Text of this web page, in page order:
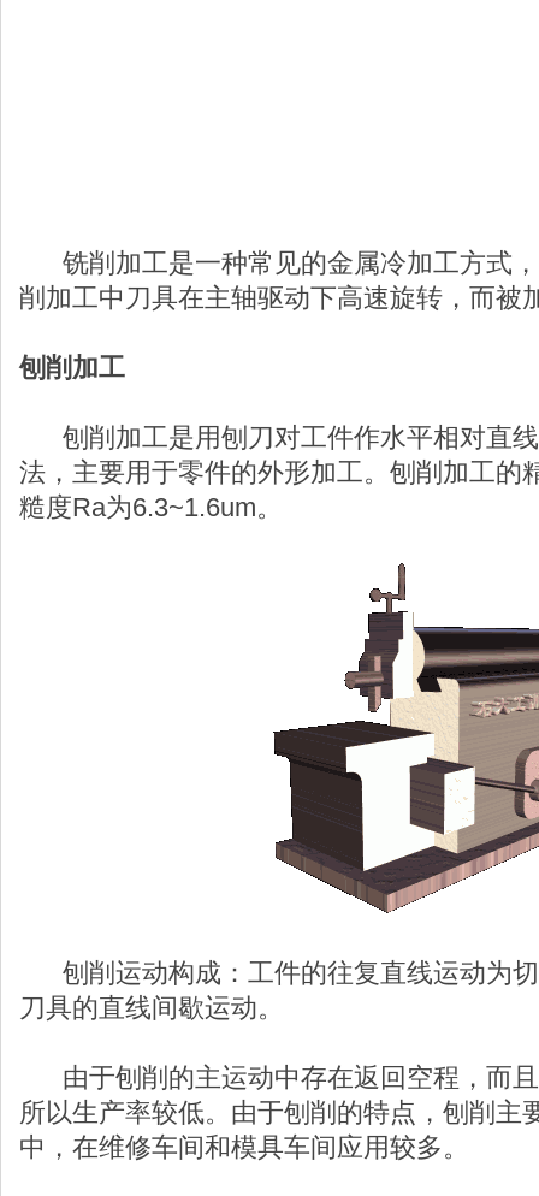
铣削加工是一种常见的金属冷加工方式
削加工中刀具在主轴驱动下高速旋转，而被
刨削加工
刨削加工是用刨刀对工件作水平相对直
法，主要用于零件的外形加工。刨削加工的
糙度Ra为6.3~1.6um。
刨削运动构成：工件的往复直线运动为
刀具的直线间歇运动。
由于刨削的主运动中存在返回空程，而
所以生产率较低。由于刨削的特点，刨削主
中，在维修车间和模具车间应用较多。